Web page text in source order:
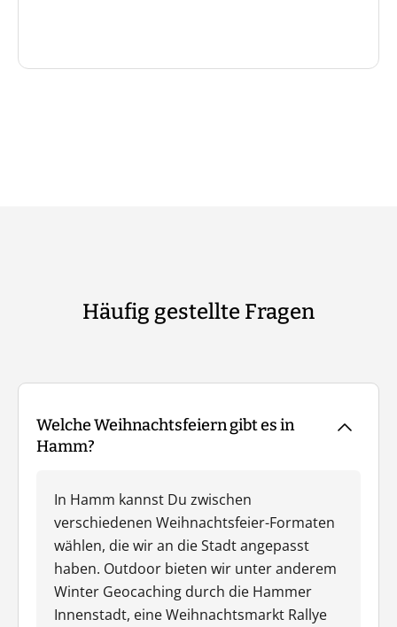
Häufig gestellte Fragen
Welche Weihnachtsfeiern gibt es in
Hamm?
In Hamm kannst Du zwischen
verschiedenen Weihnachtsfeier-Formaten
wählen, die wir an die Stadt angepasst
haben. Outdoor bieten wir unter anderem
Winter Geocaching durch die Hammer
Innenstadt, eine Weihnachtsmarkt Rallye